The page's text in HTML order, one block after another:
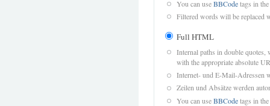
You can useBBCodetags in
Filtered words will be replaced
Full HTML
Internal paths in double quotes,
with the appropriate absolute
Internet- und E-Mail-Adressen
Zeilen und Absätze werden
You can useBBCodetags in